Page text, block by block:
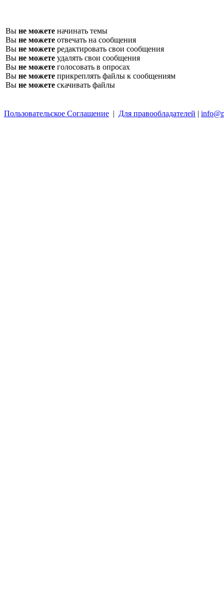
Вы не можете начинать темы
Вы не можете отвечать на сообщения
Вы не можете редактировать свои сообщения
Вы не можете удалять свои сообщения
Вы не можете голосовать в опросах
Вы не можете прикреплять файлы к сообщениям
Вы не можете скачивать файлы
Пользовательское Соглашение | Для правообладателей |